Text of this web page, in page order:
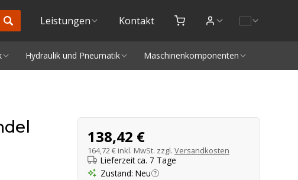
Leistungen Kontakt
Hydraulik und Pneumatik Maschinenkomponenten
Produktangebot
138,42 €
164,72 € inkl. MwSt. zzgl. Versandkosten
Lieferzeit ca. 7 Tage
Zustand:Neu